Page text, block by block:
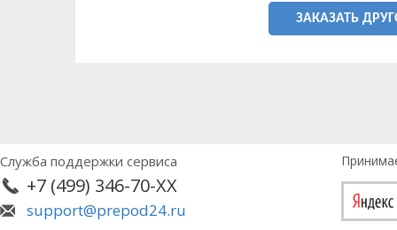
ЗАКАЗАТЬ
Служба поддержки сервиса
+7 (499) 346-70-XX
support@prepod24.ru